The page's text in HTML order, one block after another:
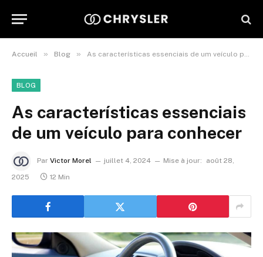
Accueil » Blog » As características essenciais de um veículo para conhecer
BLOG
As características essenciais
de um veículo para conhecer
Par Victor Morel juillet 4, 2024 Mise à jour:
août 28,
2025
12 Min